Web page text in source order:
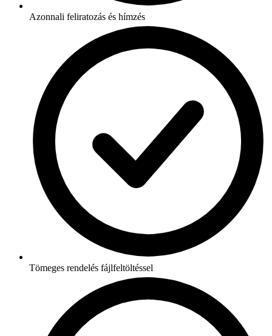
Azonnali feliratozás és hímzés
Tömeges rendelés fájlfeltöltéssel